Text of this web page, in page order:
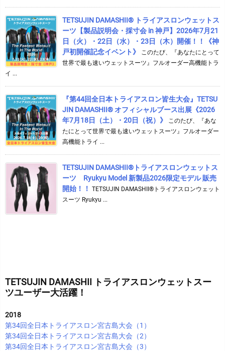
TETSUJIN DAMASHII® トライアスロンウェットス
ーツ【製品説明会・採寸会 in 神戸】2026年7月21
日（火）・22日（水）・23日（木）開催！！《神
戸初開催記念イベント》
このたび、『あなたにとって
世界で最も速いウェットスーツ』フルオーダー高機能トラ
イ ...
『第44回全日本トライアスロン皆生大会』TETSU
JIN DAMASHII® オフィシャルブース出展《2026
年7月18日（土）・20日（祝）》
このたび、『あな
たにとって世界で最も速いウェットスーツ』フルオーダー
高機能トライ ...
TETSUJIN DAMASHII®︎トライアスロンウェットス
ーツ Ryukyu Model 新製品2026限定モデル 販売
開始！！ TETSUJIN DAMASHII®︎トライアスロンウェット
スーツ Ryukyu ...
TETSUJIN DAMASHII トライアスロンウェットスー
ツユーザー大活躍！
2018
第34回全日本トライアスロン宮古島大会（1）
第34回全日本トライアスロン宮古島大会（2）
第34回全日本トライアスロン宮古島大会（3）